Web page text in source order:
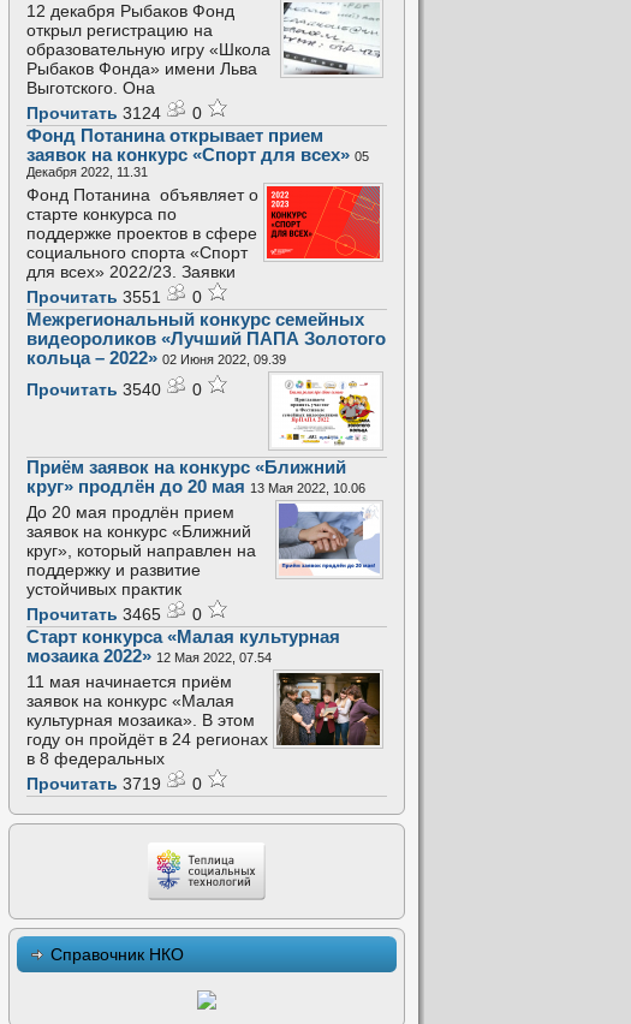
12 декабря Рыбаков Фонд
открыл регистрацию на
образовательную игру «Школа
Рыбаков Фонда» имени Льва
Выготского. Она
Прочитать 3124
0
Фонд Потанина открывает прием
заявок на конкурс «Спорт для всех» 05
Декабря 2022, 11.31
Фонд Потанина объявляет о
старте конкурса по
поддержке проектов в сфере
социального спорта «Спорт
для всех» 2022/23. Заявки
Прочитать 3551
0
Межрегиональный конкурс семейных
видеороликов «Лучший ПАПА Золотого
кольца – 2022» 02 Июня 2022, 09.39
Прочитать 3540 0
Приём заявок на конкурс «Ближний
круг» продлён до 20 мая 13 Мая 2022, 10.06
До 20 мая продлён прием
заявок на конкурс «Ближний
круг», который направлен на
поддержку и развитие
устойчивых практик
Прочитать 3465
0
Старт конкурса «Малая культурная
мозаика 2022» 12 Мая 2022, 07.54
11 мая начинается приём
заявок на конкурс «Малая
культурная мозаика». В этом
году он пройдёт в 24 регионах
в 8 федеральных
Прочитать 3719 0
Справочник НКО